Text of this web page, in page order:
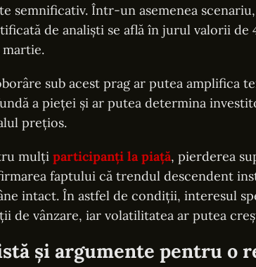
semnificativ. Într-un asemenea
de analiști se află în jurul valorii de
sub acest prag ar putea amplifica
a pieței și ar putea determina
prețios.
mulți participanți la piață, pierderea
faptului că trendul descendent
intact. În astfel de condiții, interesul
de vânzare, iar volatilitatea ar putea
și argumente pentru o